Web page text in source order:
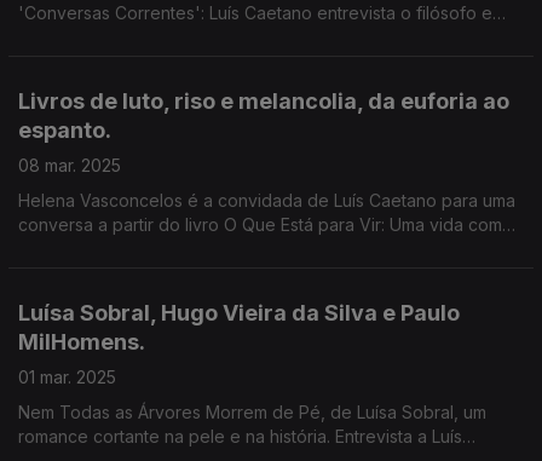
'Conversas Correntes': Luís Caetano entrevista o filósofo e
Livros de luto, riso e melancolia, da euforia ao
espanto.
08 mar. 2025
Helena Vasconcelos é a convidada de Luís Caetano para uma
conversa a partir do livro O Que Está para Vir: Uma vida com
Luísa Sobral, Hugo Vieira da Silva e Paulo
MilHomens.
01 mar. 2025
Nem Todas as Árvores Morrem de Pé, de Luísa Sobral, um
romance cortante na pele e na história. Entrevista a Luís